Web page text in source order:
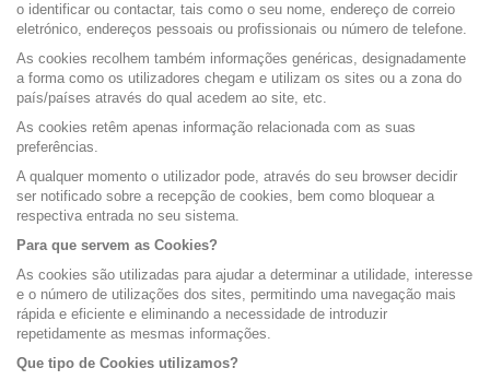
o identificar ou contactar, tais como o seu nome, endereço de correio
eletrónico, endereços pessoais ou profissionais ou número de telefone.
As cookies recolhem também informações genéricas, designadamente
a forma como os utilizadores chegam e utilizam os sites ou a zona do
país/países através do qual acedem ao site, etc.
As cookies retêm apenas informação relacionada com as suas
preferências.
A qualquer momento o utilizador pode, através do seu browser decidir
ser notificado sobre a recepção de cookies, bem como bloquear a
respectiva entrada no seu sistema.
Para que servem as Cookies?
As cookies são utilizadas para ajudar a determinar a utilidade, interesse
e o número de utilizações dos sites, permitindo uma navegação mais
rápida e eficiente e eliminando a necessidade de introduzir
repetidamente as mesmas informações.
Que tipo de Cookies utilizamos?